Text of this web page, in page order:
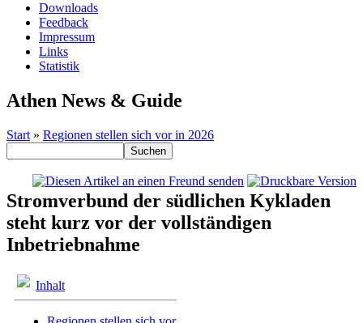
Downloads
Feedback
Impressum
Links
Statistik
Athen News & Guide
Start » Regionen stellen sich vor in 2026
Stromverbund der südlichen Kykladen
steht kurz vor der vollständigen
Inbetriebnahme
Inhalt